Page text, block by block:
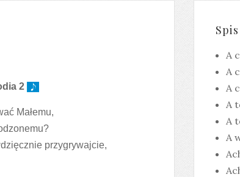
2
Małemu,
przygrywajcie,
A
A
A
A
A
A